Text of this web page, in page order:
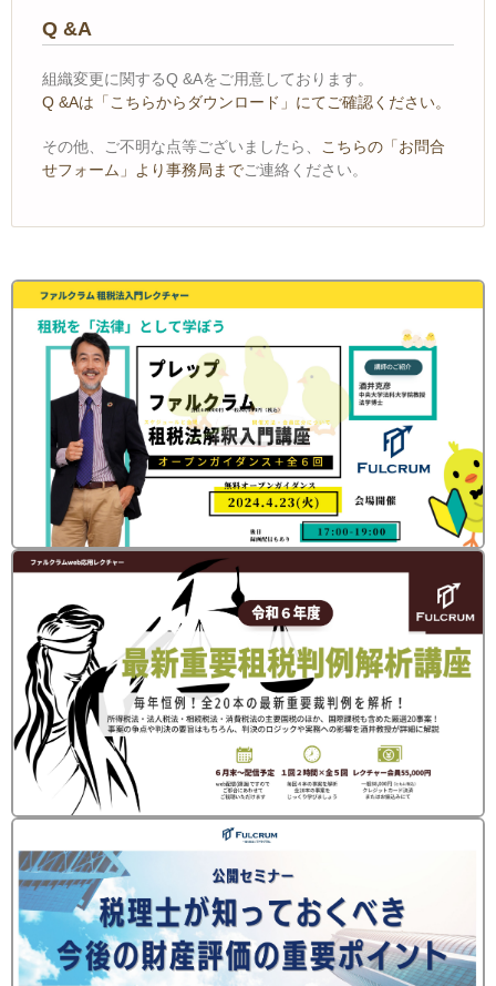
Q &A
組織変更に関するQ &Aをご用意しております。
Q &Aは「こちらからダウンロード」にてご確認ください。
その他、ご不明な点等ございましたら、 こちらの「お問合
せフォーム」より事務局までご連絡ください。